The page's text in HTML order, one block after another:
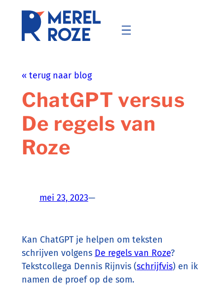
« terug naar blog
ChatGPT versus
De regels van
Roze
mei 23, 2023—
Kan ChatGPT je helpen om teksten
schrijven volgens De regels van Roze?
Tekstcollega Dennis Rijnvis (schrijfvis) en ik
namen de proef op de som.